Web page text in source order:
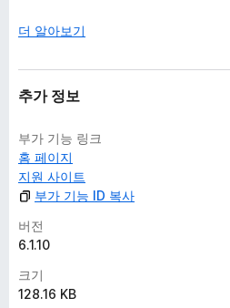
더 알아보기
추가 정보
부가 기능 링크
홈 페이지
지원 사이트
부가 기능 ID 복사
버전
6.1.10
크기
128.16 KB